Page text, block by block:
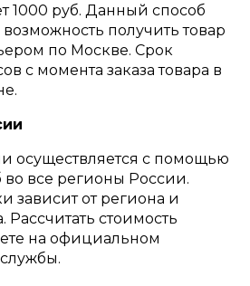
1000 руб. Данный способ
получить товар
по Москве. Срок
с момента заказа товара в
осуществляется с помощью
во все регионы России.
зависит от региона и
Рассчитать стоимость
на официальном